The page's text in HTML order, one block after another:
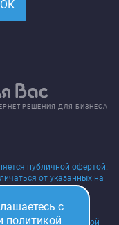
РЕШЕНИЯ ДЛЯ БИЗНЕСА
публичной офертой.
от указанных на
товара на момент
исключительно
не является публичной
с
политикой